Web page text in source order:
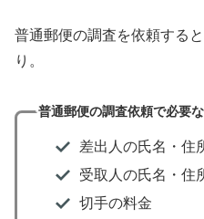
普通郵便の調査を依頼する
り。
普通郵便の調査依頼で必要
差出人の氏名・住
受取人の氏名・住
切手の料金